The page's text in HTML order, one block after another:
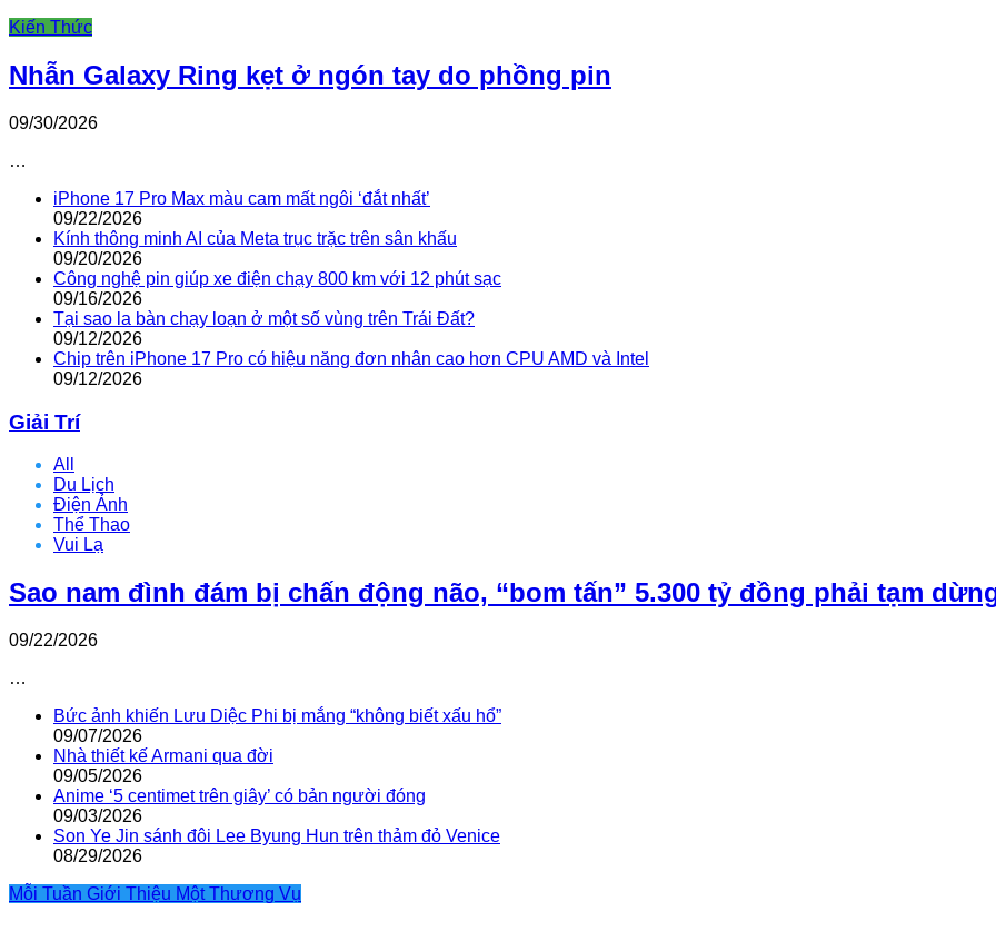
Kiến Thức
Nhẫn Galaxy Ring kẹt ở ngón tay do phồng pin
09/30/2026
…
iPhone 17 Pro Max màu cam mất ngôi ‘đắt nhất’
09/22/2026
Kính thông minh AI của Meta trục trặc trên sân khấu
09/20/2026
Công nghệ pin giúp xe điện chạy 800 km với 12 phút sạc
09/16/2026
Tại sao la bàn chạy loạn ở một số vùng trên Trái Đất?
09/12/2026
Chip trên iPhone 17 Pro có hiệu năng đơn nhân cao hơn CPU AMD và Intel
09/12/2026
Giải Trí
All
Du Lịch
Điện Ảnh
Thể Thao
Vui Lạ
Sao nam đình đám bị chấn động não, “bom tấn” 5.300 tỷ đồng phải tạm
09/22/2026
…
Bức ảnh khiến Lưu Diệc Phi bị mắng “không biết xấu hổ”
09/07/2026
Nhà thiết kế Armani qua đời
09/05/2026
Anime ‘5 centimet trên giây’ có bản người đóng
09/03/2026
Son Ye Jin sánh đôi Lee Byung Hun trên thảm đỏ Venice
08/29/2026
Mỗi Tuần Giới Thiệu Một Thương Vụ